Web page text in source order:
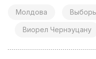
Молдова
Виорел Чернэуцану